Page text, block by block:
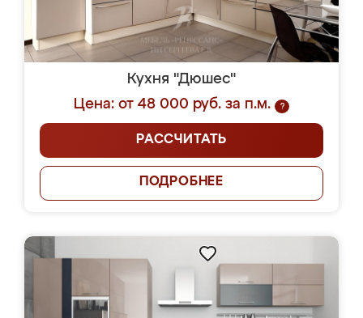
Кухня "Дюшес"
Цена: от 48 000 руб. за п.м.
?
РАССЧИТАТЬ
ПОДРОБНЕЕ